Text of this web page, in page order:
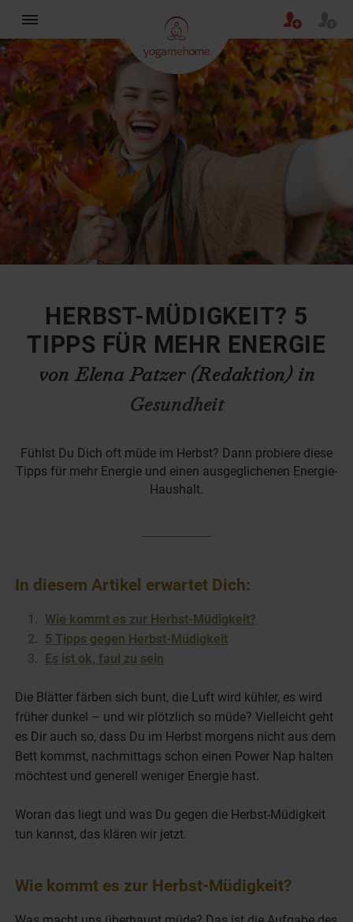
HERBST-MÜDIGKEIT? 5
TIPPS FÜR MEHR ENERGIE
von Elena Patzer (Redaktion) in
Gesundheit
Fühlst Du Dich oft müde im Herbst? Dann probiere diese
Tipps für mehr Energie und einen ausgeglichenen Energie-
Haushalt.
In diesem Artikel erwartet Dich:
Wie kommt es zur Herbst-Müdigkeit?
5 Tipps gegen Herbst-Müdigkeit
Es ist ok, faul zu sein
Die Blätter färben sich bunt, die Luft wird kühler, es wird
früher dunkel – und wir plötzlich so müde? Vielleicht geht
es Dir auch so, dass Du im Herbst morgens nicht aus dem
Bett kommst, nachmittags schon einen Power Nap halten
möchtest und generell weniger Energie hast.
Woran das liegt und was Du gegen die Herbst-Müdigkeit
tun kannst, das klären wir jetzt.
Wie kommt es zur Herbst-Müdigkeit?
×